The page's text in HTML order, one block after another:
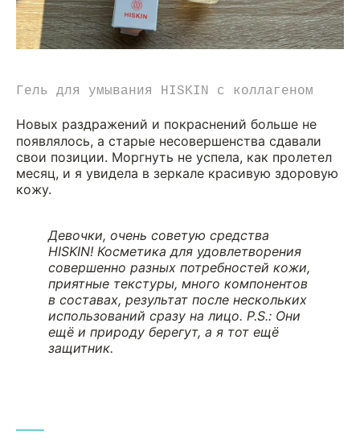
Гель для умывания HISKIN с коллагеном
Новых раздражений и покраснений больше не
появлялось, а старые несовершенства сдавали
свои позиции. Моргнуть не успела, как пролетел
месяц, и я увидела в зеркале красивую здоровую
кожу.
Девочки, очень советую средства
HISKIN! Косметика для удовлетворения
совершенно разных потребностей кожи,
приятные текстуры, много компонентов
в составах, результат после нескольких
использований сразу на лицо. P.S.: Они
ещё и природу берегут, а я тот ещё
защитник.